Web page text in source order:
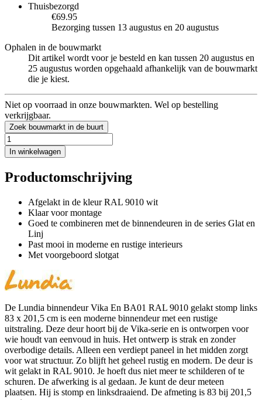
Thuisbezorgd
€69.95
Bezorging tussen 13 augustus en 20 augustus
Ophalen in de bouwmarkt
Dit artikel wordt voor je besteld en kan tussen 20 augustus en
25 augustus worden opgehaald afhankelijk van de bouwmarkt
die je kiest.
Niet op voorraad in onze bouwmarkten. Wel op bestelling
verkrijgbaar.
Zoek bouwmarkt in de buurt
In winkelwagen
Productomschrijving
Afgelakt in de kleur RAL 9010 wit
Klaar voor montage
Goed te combineren met de binnendeuren in de series Glat en
Linj
Past mooi in moderne en rustige interieurs
Met voorgeboord slotgat
De Lundia binnendeur Vika En BA01 RAL 9010 gelakt stomp links
83 x 201,5 cm is een moderne binnendeur met een rustige
uitstraling. Deze deur hoort bij de Vika-serie en is ontworpen voor
wie houdt van eenvoud in huis. Het ontwerp is strak en zonder
overbodige details. Alleen een verdiept paneel in het midden zorgt
voor wat structuur. Zo blijft het geheel rustig en modern. De deur is
wit gelakt in RAL 9010. Je hoeft dus niet meer te schilderen of te
schuren. De afwerking is al gedaan. Je kunt de deur meteen
plaatsen. Hij is stomp en linksdraaiend. De afmeting is 83 bij 201,5